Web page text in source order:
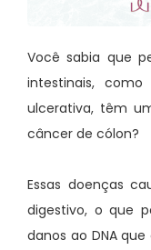
Você sabia que
intestinais,
ulcerativa, têm
câncer de cólon?
Essas doenças
digestivo, o que
danos ao DNA